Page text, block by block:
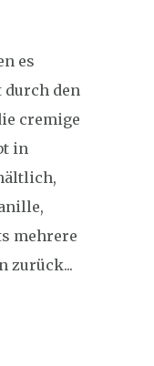
es
durch den
cremige
in
mehrere
zurück...